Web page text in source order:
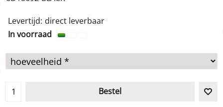
€ 1.00 incl BTW
Levertijd: direct leverbaar